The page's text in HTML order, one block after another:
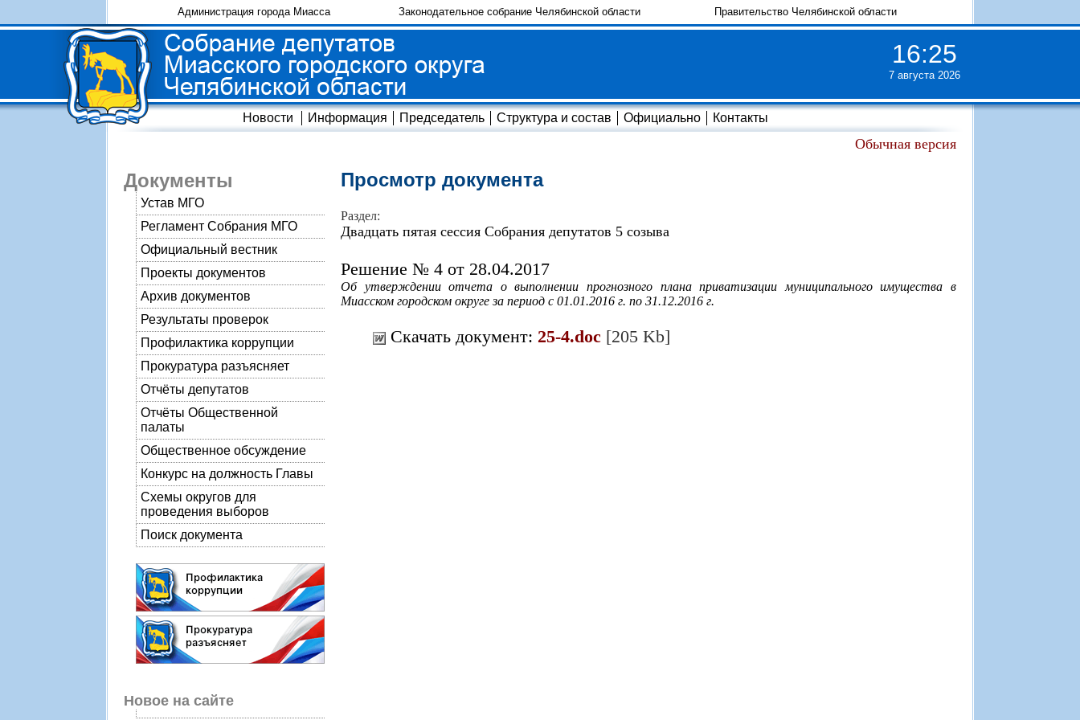
Администрация города Миасса Законодательное собрание Челябинской области Правительство Челябинской области
16:25
7 августа 2026
Новости Информация Председатель Структура и состав Официально Контакты
Обычная версия
Документы
Устав МГО
Регламент Собрания МГО
Официальный вестник
Проекты документов
Архив документов
Результаты проверок
Профилактика коррупции
Прокуратура разъясняет
Отчёты депутатов
Отчёты Общественной
палаты
Общественное обсуждение
Конкурс на должность Главы
Схемы округов для
проведения выборов
Поиск документа
Новое на сайте
Просмотр документа
Раздел:
Двадцать пятая сессия Собрания депутатов 5 созыва
Решение № 4 от 28.04.2017
Об утверждении отчета о выполнении прогнозного плана приватизации муниципального имущества в
Миасском городском округе за период с 01.01.2016 г. по 31.12.2016 г.
Скачать документ: 25-4.doc [205 Kb]